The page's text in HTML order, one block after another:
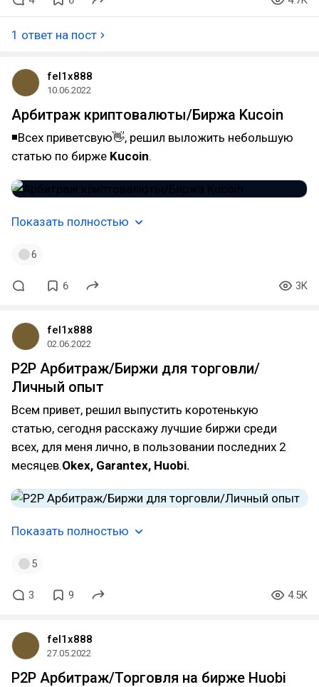
1 ответ на пост
fel1x888
10.06.2022
Арбитраж криптовалюты/Биржа Kucoin
◾Всех приветcвую👋, решил выложить небольшую
статью по бирже Kucoin.
Показать полностью
6
6 3K
fel1x888
02.06.2022
P2P Арбитраж/Биржи для торговли/
Личный опыт
Всем привет, решил выпустить коротенькую
статью, сегодня расскажу лучшие биржи среди
всех, для меня лично, в пользовании последних 2
месяцев.Okex, Garantex, Huobi.
Показать полностью
5
3 9 4.5K
fel1x888
27.05.2022
P2P Арбитраж/Торговля на бирже Huobi